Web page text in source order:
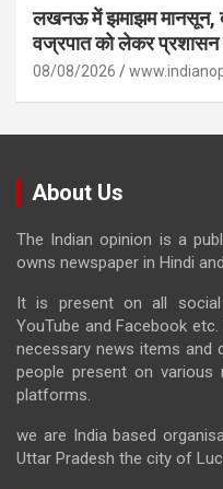
लखनऊ में झमाझम मानसून,
वज्रपात को लेकर प्रशासन
08/08/2026
About Us
The Indian opinion is a
owns newspaper in Hindi
It is present on all social
YouTube and Facebook
necessary news items and
people present on
platforms.
we are India based
Uttar Pradesh the city of